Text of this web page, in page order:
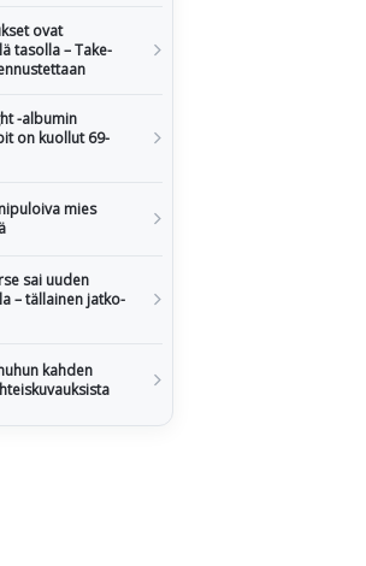
ovat
tasolla – Take-
-albumin
on kuollut 69-
mies
sai uuden
– tällainen jatko-
kahden